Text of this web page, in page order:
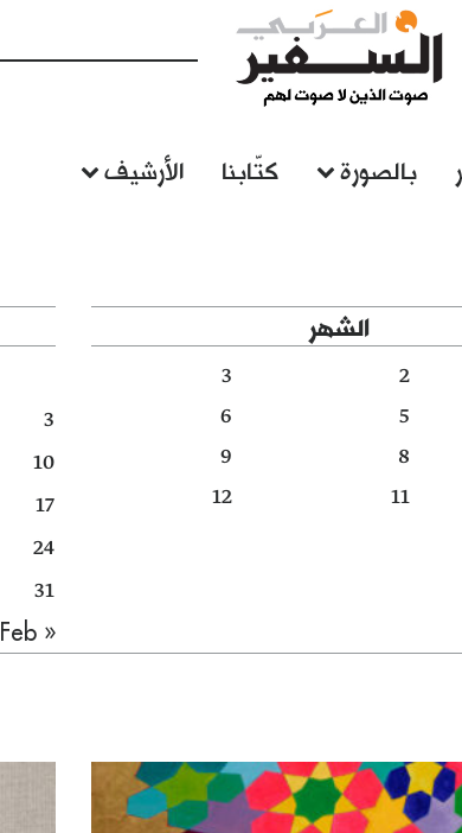
بالصورة كتّابنا الأرشيف
الشهر
2
3
5
6
8
9
11
12
3
10
17
24
31
« Dec
Feb »